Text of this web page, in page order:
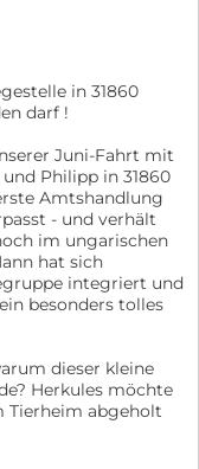
in 31860
darf !
Juni-Fahrt mit
Philipp in 31860
Amtshandlung
- und verhält
im ungarischen
hat sich
integriert und
besonders tolles
dieser kleine
Herkules möchte
Tierheim abgeholt